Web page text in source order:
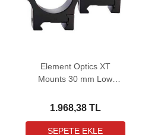
Element Optics XT
Mounts 30 mm Low
Ayağı
1.968,38 TL